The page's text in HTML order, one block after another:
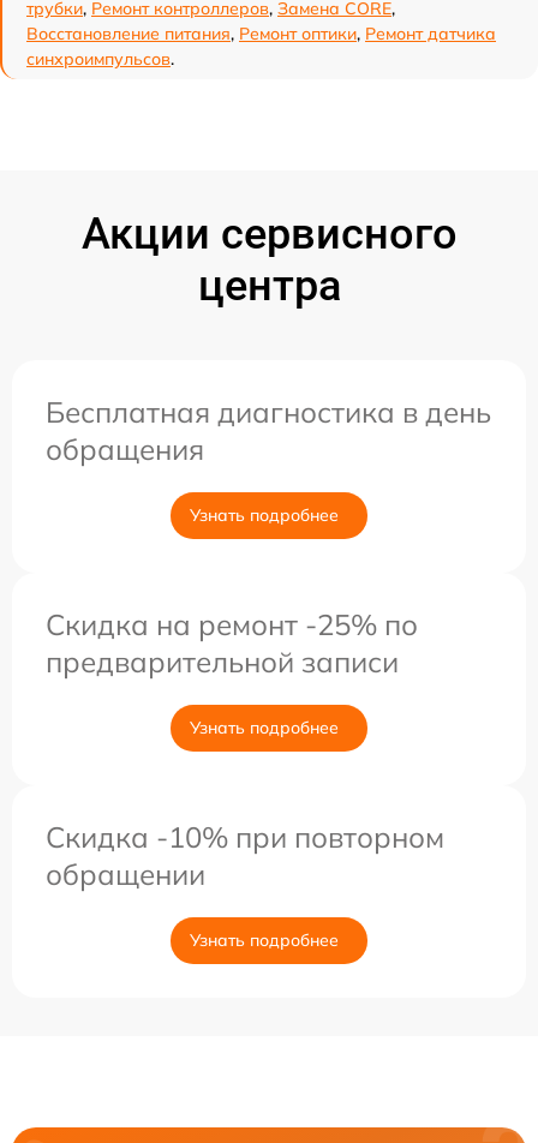
трубки, Ремонт контроллеров, Замена CORE,
Восстановление питания, Ремонт оптики, Ремонт датчика
синхроимпульсов.
Акции сервисного
центра
Бесплатная диагностика в день
обращения
Узнать подробнее
Скидка на ремонт -25% по
предварительной записи
Узнать подробнее
Скидка -10% при повторном
обращении
Узнать подробнее